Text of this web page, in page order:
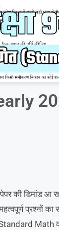
डिमांड आ रही
प्रश्नों
Standard Math